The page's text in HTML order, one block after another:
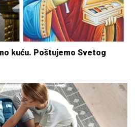
kuću. Poštujemo Svetog